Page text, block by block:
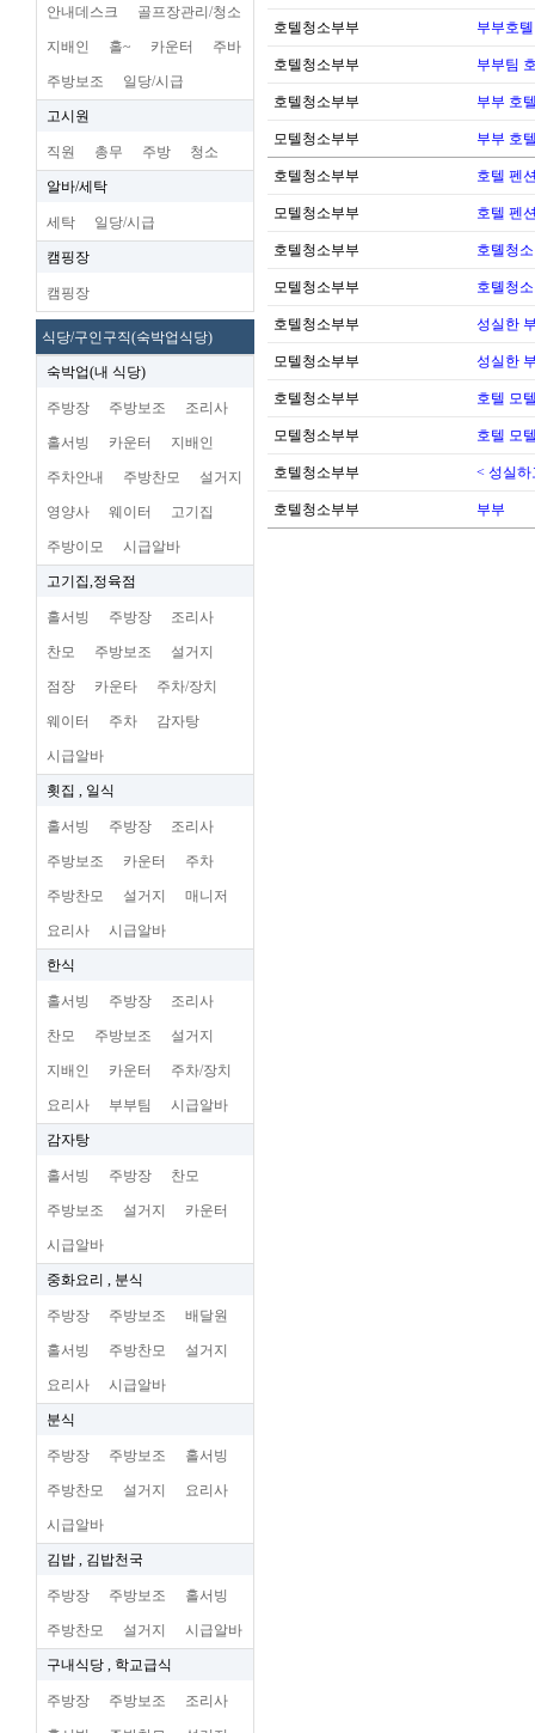
안내데스크 골프장관리/청소
지배인 홀~ 카운터 주바
주방보조 일당/시급
고시원
직원 총무 주방 청소
알바/세탁
세탁 일당/시급
캠핑장
캠핑장
식당/구인구직(숙박업식당)
숙박업(내 식당)
주방장 주방보조 조리사
홀서빙 카운터 지배인
주차안내 주방찬모 설거지
영양사 웨이터 고기집
주방이모 시급알바
고기집,정육점
홀서빙 주방장 조리사
찬모 주방보조 설거지
점장 카운타 주차/장치
웨이터 주차 감자탕
시급알바
횟집 , 일식
홀서빙 주방장 조리사
주방보조 카운터 주차
주방찬모 설거지 매니저
요리사 시급알바
한식
홀서빙 주방장 조리사
찬모 주방보조 설거지
지배인 카운터 주차/장치
요리사 부부팀 시급알바
감자탕
홀서빙 주방장 찬모
주방보조 설거지 카운터
시급알바
중화요리 , 분식
주방장 주방보조 배달원
홀서빙 주방찬모 설거지
요리사 시급알바
분식
주방장 주방보조 홀서빙
주방찬모 설거지 요리사
시급알바
김밥 , 김밥천국
주방장 주방보조 홀서빙
주방찬모 설거지 시급알바
구내식당 , 학교급식
주방장 주방보조 조리사
호텔청소부부 부부호
호텔청소부부 부부팀
호텔청소부부 부부 호
모텔청소부부 부부 호
호텔청소부부 호텔 펜
모텔청소부부 호텔 펜
호텔청소부부 호톌청
모텔청소부부 호톌청
호텔청소부부 성실한
모텔청소부부 성실한
호텔청소부부 호텔 모
모텔청소부부 호텔 모
호텔청소부부 < 성실
호텔청소부부 부부